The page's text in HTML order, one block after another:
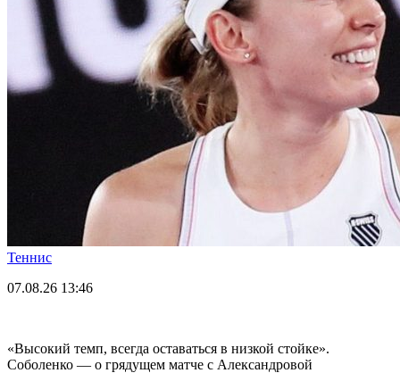
Теннис
07.08.26 13:46
«Высокий темп, всегда оставаться в низкой стойке».
Соболенко — о грядущем матче с Александровой